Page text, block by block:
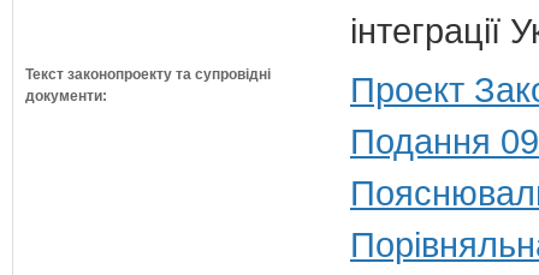
Текст законопроекту та супровідні
документи:
Проект
Подання